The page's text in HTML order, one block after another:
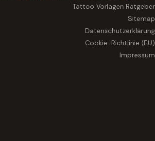
Tattoo Vorlagen Ratgeber
Sitemap
Datenschutzerklärung
Cookie-Richtlinie (EU)
Impressum